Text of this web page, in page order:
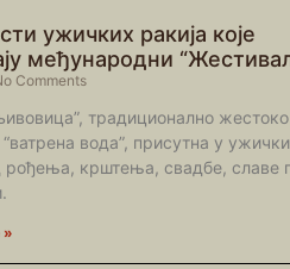
ужичких ракија које
међународни
Comments
традиционално жестоко
вода”, присутна у
рођења, крштења, свадбе, славе
»